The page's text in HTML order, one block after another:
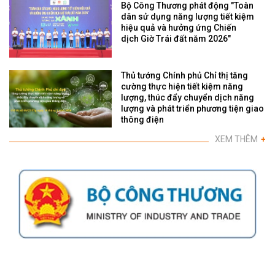
Bộ Công Thương phát động "Toàn
dân sử dụng năng lượng tiết kiệm
hiệu quả và hưởng ứng Chiến
dịch Giờ Trái đất năm 2026"
Thủ tướng Chính phủ Chỉ thị tăng
cường thực hiện tiết kiệm năng
lượng, thúc đẩy chuyển dịch năng
lượng và phát triển phương tiện giao
thông điện
XEM THÊM +